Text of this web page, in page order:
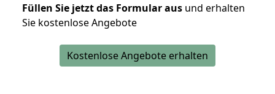
Füllen Sie jetzt das Formular aus und erhalten
Sie kostenlose Angebote
Kostenlose Angebote erhalten